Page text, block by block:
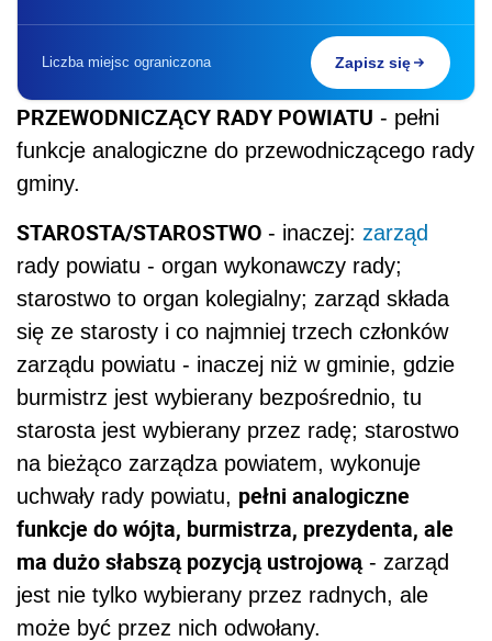
Liczba miejsc ograniczona Zapisz się
PRZEWODNICZĄCY RADY POWIATU - pełni
funkcje analogiczne do przewodniczącego rady
gminy.
STAROSTA/STAROSTWO - inaczej: zarząd
rady powiatu - organ wykonawczy rady;
starostwo to organ kolegialny; zarząd składa
się ze starosty i co najmniej trzech członków
zarządu powiatu - inaczej niż w gminie, gdzie
burmistrz jest wybierany bezpośrednio, tu
starosta jest wybierany przez radę; starostwo
na bieżąco zarządza powiatem, wykonuje
uchwały rady powiatu, pełni analogiczne
funkcje do wójta, burmistrza, prezydenta, ale
ma dużo słabszą pozycją ustrojową- zarząd
jest nie tylko wybierany przez radnych, ale
może być przez nich odwołany.